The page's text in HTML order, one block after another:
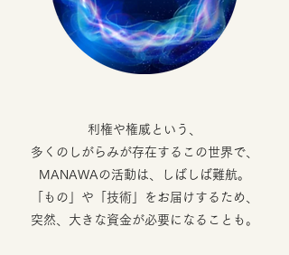
利権や権威という、
多くのしがらみが存在するこの世界で、
MANAWAの活動は、しばしば難航。
「もの」や「技術」をお届けするため、
突然、大きな資金が必要になることも。